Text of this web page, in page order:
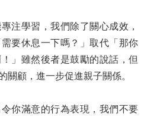
注學習，我們除了關心成效，
要休息一下嗎？」取代「那你
」雖然後者是鼓勵的說話，但
關顧，進一步促進親子關係。
你滿意的行為表現，我們不要